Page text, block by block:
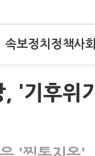
속보정치 정책사회
'기후위